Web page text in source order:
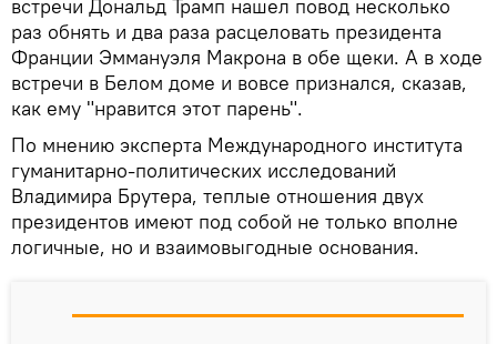
встречи Дональд Трамп нашел повод несколько
раз обнять и два раза расцеловать президента
Франции Эммануэля Макрона в обе щеки. А в ходе
встречи в Белом доме и вовсе признался, сказав,
как ему "нравится этот парень".
По мнению эксперта Международного института
гуманитарно-политических исследований
Владимира Брутера, теплые отношения двух
президентов имеют под собой не только вполне
логичные, но и взаимовыгодные основания.